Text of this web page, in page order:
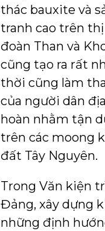
thác bauxite và
tranh cao trên
đoàn Than và
cũng tạo ra rất
thời cũng làm
của người dân
hoàn nhằm tận
trên các moong
đất Tây Nguyên.
Trong Văn kiện
Đảng, xây dựng
những định